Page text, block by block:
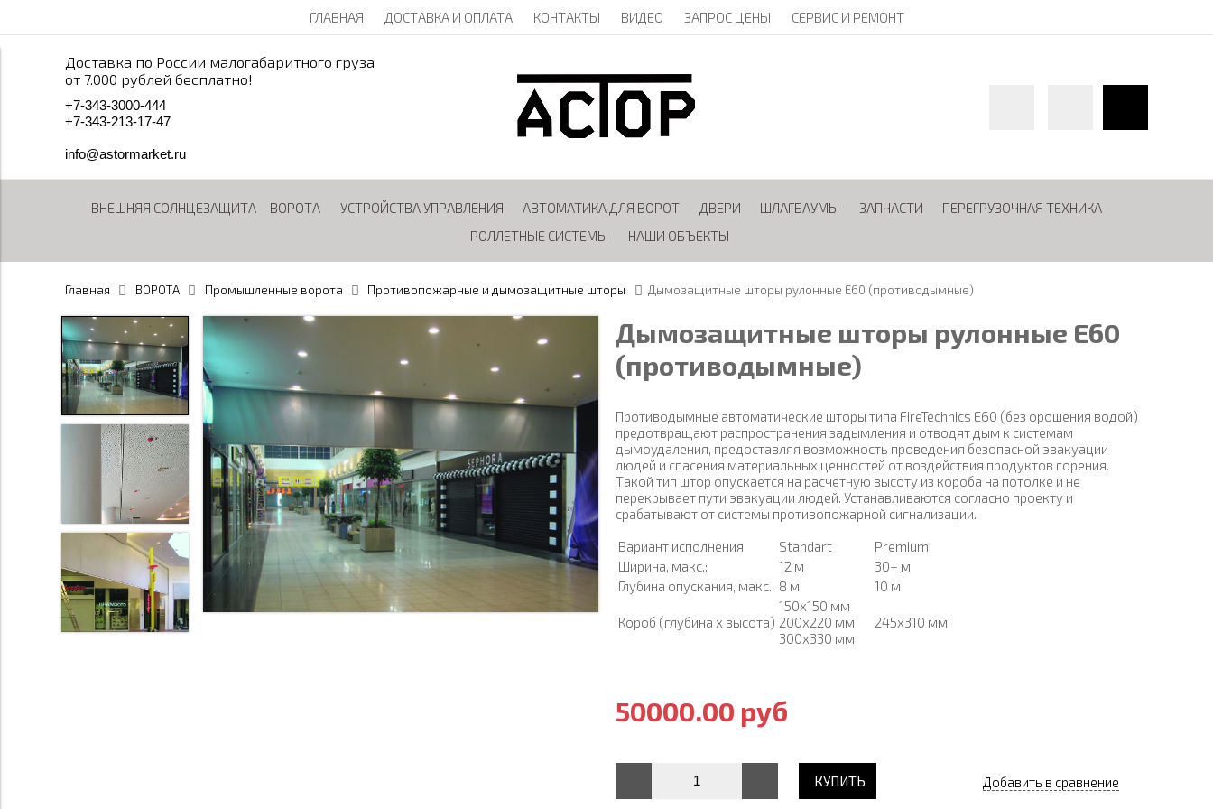
ГЛАВНАЯ ДОСТАВКА И ОПЛАТА КОНТАКТЫ ВИДЕО ЗАПРОС ЦЕНЫ СЕРВИС И РЕМОНТ
Доставка по России малогабаритного груза
от 7.000 рублей бесплатно!
+7-343-3000-444
+7-343-213-17-47
info@astormarket.ru
ВНЕШНЯЯ СОЛНЦЕЗАЩИТА ВОРОТА УСТРОЙСТВА УПРАВЛЕНИЯ АВТОМАТИКА ДЛЯ ВОРОТ ДВЕРИ ШЛАГБАУМЫ ЗАПЧАСТИ
ПЕРЕГРУЗОЧНАЯ ТЕХНИКА
РОЛЛЕТНЫЕ СИСТЕМЫ
НАШИ ОБЪЕКТЫ
Главная ВОРОТА Промышленные ворота Противопожарные и дымозащитные шторы Дымозащитные шторы рулонные E60 (противодымные)
Дымозащитные шторы рулонные E60
(противодымные)
Противодымные автоматические шторы типа FireTechnics E60 (без орошения водой)
предотвращают распространения задымления и отводят дым к системам
дымоудаления, предоставляя возможность проведения безопасной эвакуации
людей и спасения материальных ценностей от воздействия продуктов горения.
Такой тип штор опускается на расчетную высоту из короба на потолке и не
перекрывает пути эвакуации людей. Устанавливаются согласно проекту и
срабатывают от системы противопожарной сигнализации.
Вариант исполнения
Standart
Premium
Ширина, макс.:
12 м
30+ м
Глубина опускания, макс.: 8 м 10 м
Короб (глубина х высота)
150х150 мм
200х220 мм
300х330 мм
245х310 мм
50000.00 руб
КУПИТЬ Добавить в сравнение